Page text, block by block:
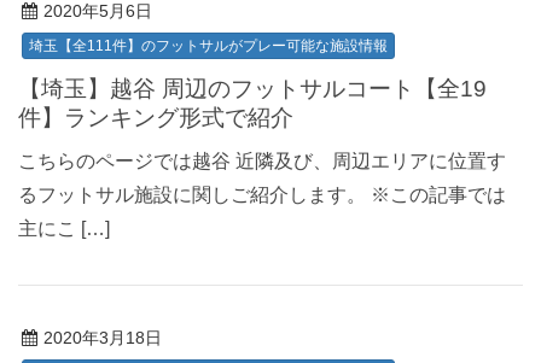
2020年5月6日
埼玉【全111件】のフットサルがプレー可能な施設情報
【埼玉】越谷 周辺のフットサルコート【全19
件】ランキング形式で紹介
こちらのページでは越谷 近隣及び、周辺エリアに位置す
るフットサル施設に関しご紹介します。 ※この記事では
主にこ […]
2020年3月18日